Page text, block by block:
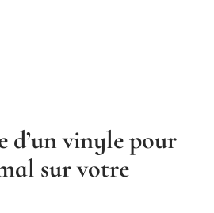
d’un vinyle pour
sur votre